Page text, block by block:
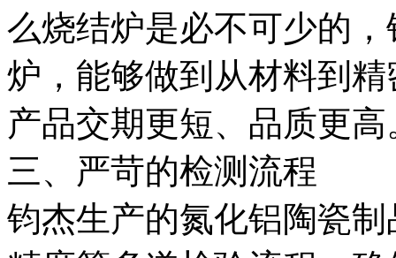
么烧结炉是必不可少的
炉，能够做到从材料到
产品交期更短、品质更高
三、严苛的检测流程
钧杰生产的氮化铝陶瓷